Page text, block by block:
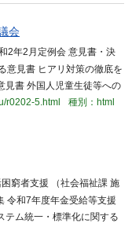
会
2年2月定例会 意見書・決
意見書 ヒアリ対策の徹底を
見書 外国人児童生徒等への
r0202-5.html
種別：html
窮者支援 （社会福祉課 施
令和7年度年金受給等支援
テム統一・標準化に関する